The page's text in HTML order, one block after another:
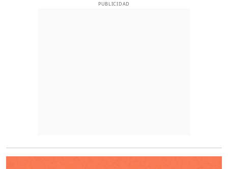
PUBLICIDAD